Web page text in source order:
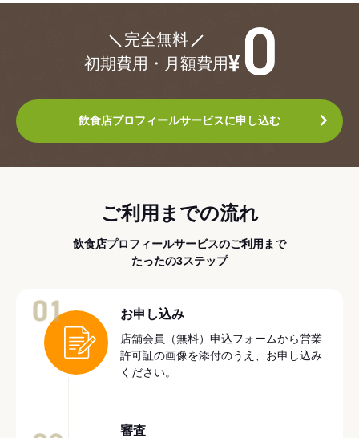
完全無料
初期費用・月額費用
飲食店プロフィールサービスに申し込む
ご利用までの流れ
飲食店プロフィールサービスのご利用まで
たったの3ステップ
お申し込み
店舗会員（無料）申込フォームから営業
許可証の画像を添付のうえ、お申し込み
ください。
審査